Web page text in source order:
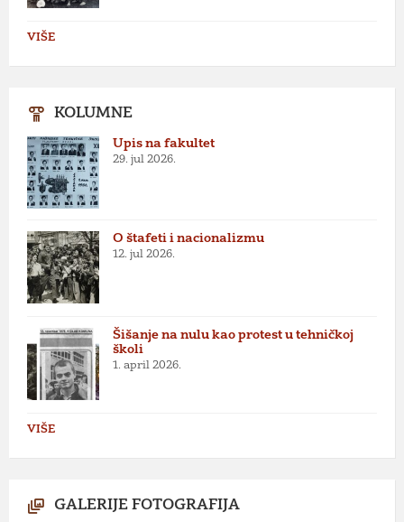
VIŠE
KOLUMNE
Upis na fakultet
29. jul 2026.
O štafeti i nacionalizmu
12. jul 2026.
Šišanje na nulu kao protest u tehničkoj
školi
1. april 2026.
VIŠE
GALERIJE FOTOGRAFIJA